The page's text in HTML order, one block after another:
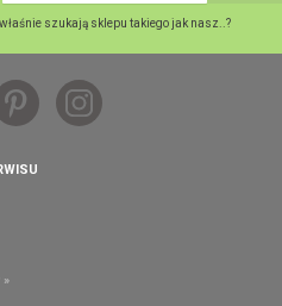
właśnie szukają sklepu takiego jak nasz..?